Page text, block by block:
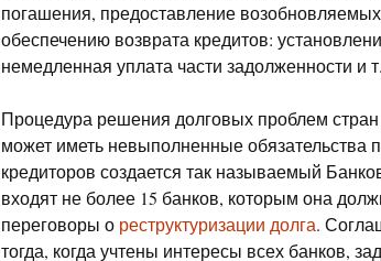
погашения, предоставление
обеспечению возврата кредитов:
немедленная уплата части задолженности и
Процедура решения долговых проблем
может иметь невыполненные обязательства
кредиторов создается так называемый
входят не более 15 банков, которым она
переговоры о реструктуризации долга.
тогда, когда учтены интересы всех банков,